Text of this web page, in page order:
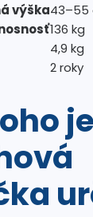
výška43–55
136 kg
4,9 kg
2 roky
je